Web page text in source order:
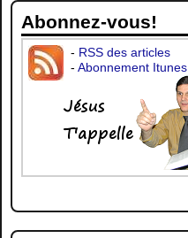
Abonnez-vous!
- RSS des articles
-Abonnement Itunes